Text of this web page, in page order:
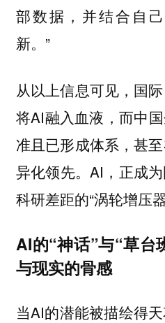
部数据，并结合自
新。”
从以上信息可见，国
将AI融入血液，而中
准且已形成体系，甚
异化领先。AI，正成
科研差距的“涡轮增压器
AI的“神话”与“草台
与现实的骨感
当AI的潜能被描绘得